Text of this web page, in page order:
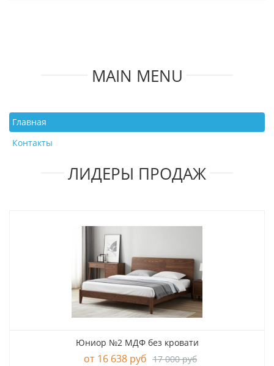
MAIN MENU
Главная
Контакты
ЛИДЕРЫ ПРОДАЖ
Юниор №2 МДФ без кровати
16 638 руб 17 000 руб